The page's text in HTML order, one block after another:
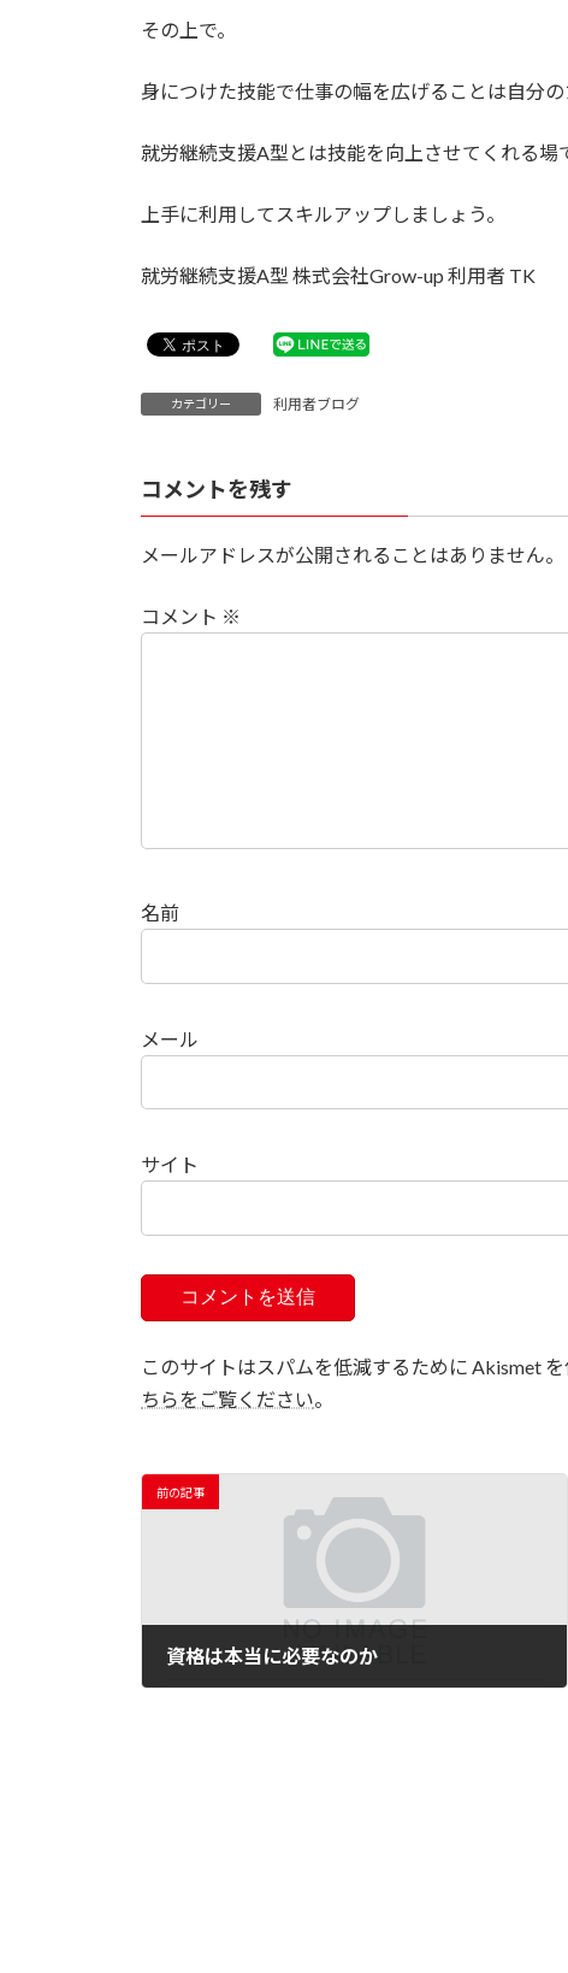
その上で。
身につけた技能で仕事の幅を広げることは自分
就労継続支援A型とは技能を向上させてくれる場
上手に利用してスキルアップしましょう。
就労継続支援A型 株式会社Grow-up 利用者 TK
カテゴリー 利用者ブログ
コメントを残す
メールアドレスが公開されることはありません。
コメント ※
名前
メール
サイト
このサイトはスパムを低減するために Akismet を
ちらをご覧ください。
前の記事
資格は本当に必要なのか